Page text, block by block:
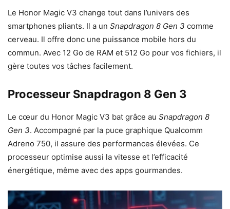
Le Honor Magic V3 change tout dans l’univers des
smartphones pliants. Il a un Snapdragon 8 Gen 3 comme
cerveau. Il offre donc une puissance mobile hors du
commun. Avec 12 Go de RAM et 512 Go pour vos fichiers, il
gère toutes vos tâches facilement.
Processeur Snapdragon 8 Gen 3
Le cœur du Honor Magic V3 bat grâce au Snapdragon 8
Gen 3. Accompagné par la puce graphique Qualcomm
Adreno 750, il assure des performances élevées. Ce
processeur optimise aussi la vitesse et l’efficacité
énergétique, même avec des apps gourmandes.